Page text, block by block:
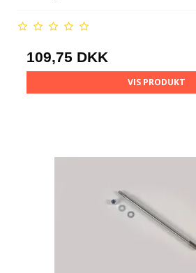
109,75 DKK
VIS PRODUKT